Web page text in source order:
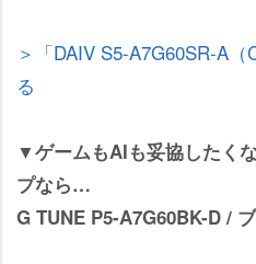
＞「DAIV S5-A7G60SR-A
る
▼ゲームもAIも妥協したく
プなら…
G TUNE P5-A7G60BK-D /